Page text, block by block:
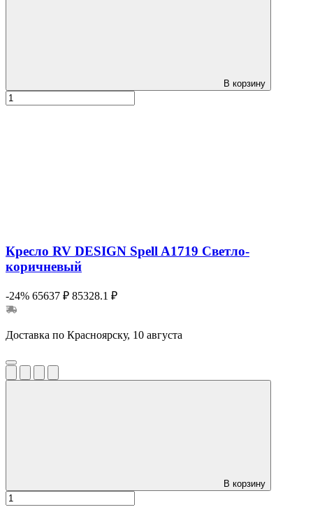
В корзину
Кресло RV DESIGN Spell A1719 Светло-
коричневый
-24% 65637 ₽ 85328.1 ₽
Доставка по Красноярску, 10 августа
В корзину